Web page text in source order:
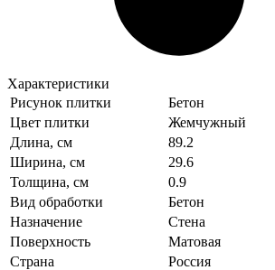
Характеристики
Рисунок плитки
Бетон
Цвет плитки
Жемчужный
Длина, см
89.2
Ширина, см
29.6
Толщина, см
0.9
Вид обработки
Бетон
Назначение
Стена
Поверхность
Матовая
Страна
Россия